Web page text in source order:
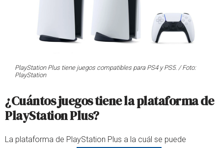
PlayStation Plus tiene juegos compatibles para PS4 y PS5. / Foto:
PlayStation
¿Cuántos juegos tiene la plataforma de
PlayStation Plus?
La plataforma de PlayStation Plus a la cuál se puede